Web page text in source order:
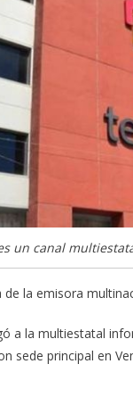
un canal
la emisora
a la multiestatal
sede principal en